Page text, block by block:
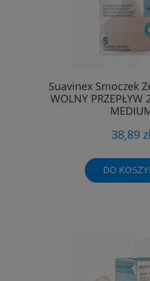
Suavinex Smoczek
WOLNY
38,89
DO